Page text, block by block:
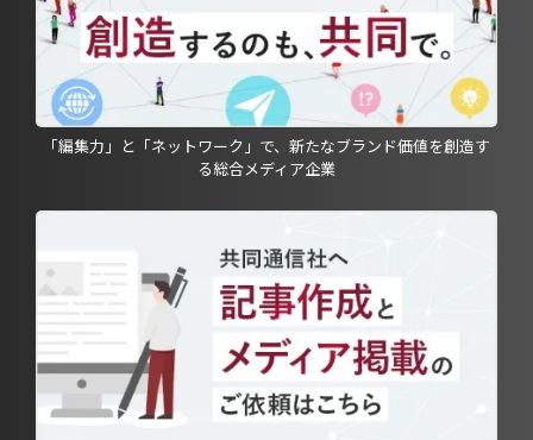
「編集力」と「ネットワーク」で、新たなブランド価値を創造す
る総合メディア企業